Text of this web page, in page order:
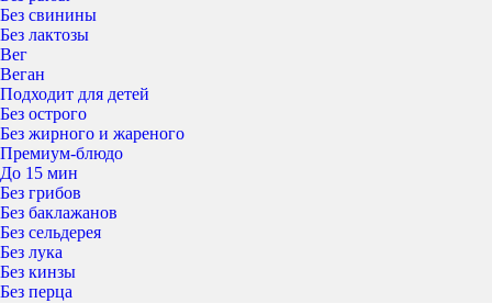
Без свинины
Без лактозы
Вег
Веган
Подходит для детей
Без острого
Без жирного и жареного
Премиум-блюдо
До 15 мин
Без грибов
Без баклажанов
Без сельдерея
Без лука
Без кинзы
Без перца